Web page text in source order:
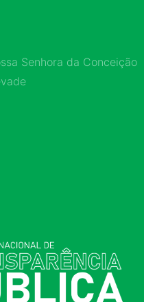
Senhora da Conceição